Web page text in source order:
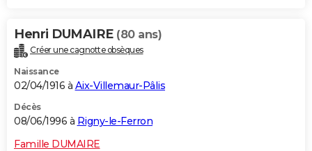
Henri DUMAIRE (80 ans)
Créer une cagnotte obsèques
Naissance
02/04/1916 à Aix-Villemaur-Pâlis
Décès
08/06/1996 à Rigny-le-Ferron
Famille DUMAIRE